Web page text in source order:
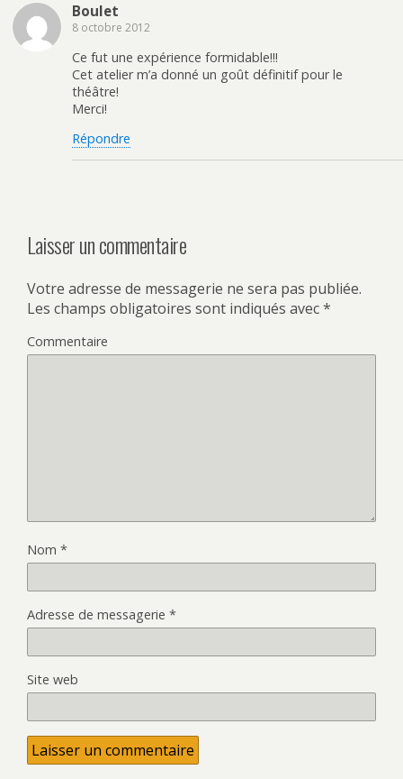
Boulet
8 octobre 2012
Ce fut une expérience formidable!!!
Cet atelier m’a donné un goût définitif pour le
théâtre!
Merci!
Répondre
Laisser un commentaire
Votre adresse de messagerie ne sera pas publiée.
Les champs obligatoires sont indiqués avec*
Commentaire
Nom *
Adresse de messagerie *
Site web